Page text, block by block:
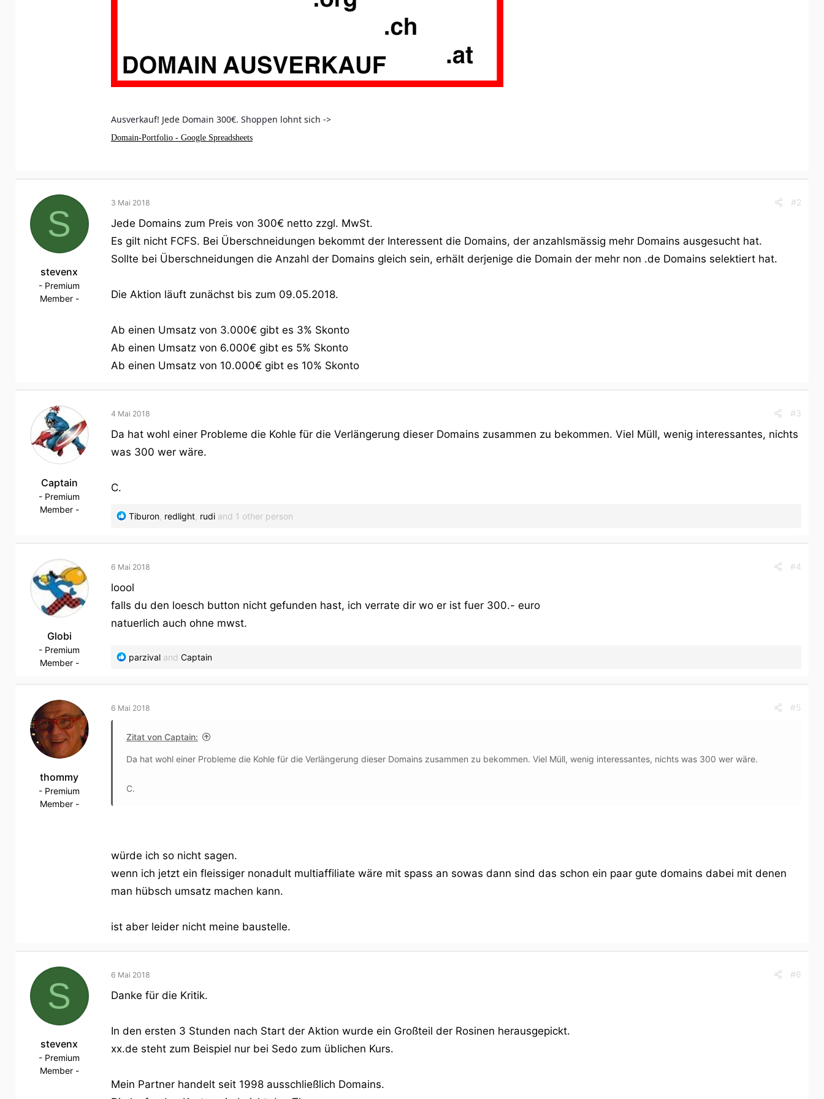
Ausverkauf! Jede Domain 300€. Shoppen lohnt sich ->
Domain-Portfolio - Google Spreadsheets
S
stevenx
- Premium
Member -
3 Mai 2018 #2
Jede Domains zum Preis von 300€ netto zzgl. MwSt.
Es gilt nicht FCFS. Bei Überschneidungen bekommt der Interessent die Domains, der anzahlsmässig mehr Domains ausgesucht hat.
Sollte bei Überschneidungen die Anzahl der Domains gleich sein, erhält derjenige die Domain der mehr non .de Domains selektiert hat.
Die Aktion läuft zunächst bis zum 09.05.2018.
Ab einen Umsatz von 3.000€ gibt es 3% Skonto
Ab einen Umsatz von 6.000€ gibt es 5% Skonto
Ab einen Umsatz von 10.000€ gibt es 10% Skonto
Captain
- Premium
Member -
4 Mai 2018 #3
Da hat wohl einer Probleme die Kohle für die Verlängerung dieser Domains zusammen zu bekommen. Viel Müll, wenig interessantes, nichts
was 300 wer wäre.
C.
R
t
o
n
s
Tiburon redlight rudi and 1 other person
Globi
- Premium
Member -
6 Mai 2018 #4
loool
falls du den loesch button nicht gefunden hast, ich verrate dir wo er ist fuer 300.- euro
natuerlich auch ohne mwst.
R
t
o
s
parzival and Captain
thommy
- Premium
Member -
6 Mai 2018 #5
Zitat von Captain:
Da hat wohl einer Probleme die Kohle für die Verlängerung dieser Domains zusammen zu bekommen. Viel Müll, wenig interessantes, nichts was 300 wer wäre.
C.
würde ich so nicht sagen.
wenn ich jetzt ein fleissiger nonadult multiaffiliate wäre mit spass an sowas dann sind das schon ein paar gute domains dabei mit denen
man hübsch umsatz machen kann.
ist aber leider nicht meine baustelle.
S
stevenx
- Premium
Member -
6 Mai 2018 #6
Danke für die Kritik.
In den ersten 3 Stunden nach Start der Aktion wurde ein Großteil der Rosinen herausgepickt.
xx.de steht zum Beispiel nur bei Sedo zum üblichen Kurs.
Mein Partner handelt seit 1998 ausschließlich Domains.